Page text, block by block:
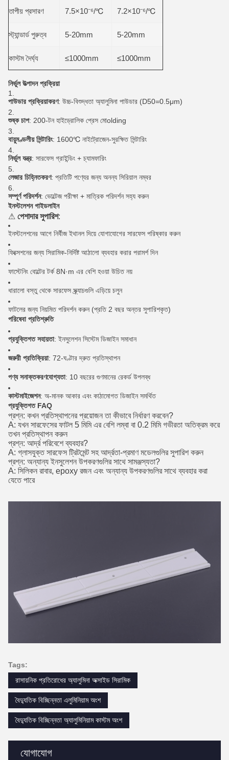
যোগাযোগ
তাপীয় প্রসারণ 7.5×10⁻⁶/℃ 7.2×10⁻⁶/℃
স্ট্যান্ডার্ড পুরুত্ব 5-20mm 5-20mm
কাস্টম দৈর্ঘ্য ≤1000mm ≤1000mm
নির্ভুল উত্পাদন প্রক্রিয়া
পাউডার প্রক্রিয়াকরণ: উচ্চ-বিশুদ্ধতা অ্যালুমিনা পাউডার (D50=0.5μm)
শুষ্ক চাপ: 200-টন হাইড্রোলিক প্রেস মোolding
বায়ুমণ্ডলীয় সিন্টারিং: 1600℃ নাইট্রোজেন-সুরক্ষিত সিন্টারিং
নির্ভুল যন্ত্র: সারফেস গ্রাইন্ডিং + চ্যামফারিং
লেজার চিহ্নিতকরণ: প্রতিটি পণ্যের জন্য অনন্য সিরিয়াল নম্বর
সম্পূর্ণ পরিদর্শন: ভোল্টেজ পরীক্ষা + মাত্রিক পরিদর্শন সহ্য করুন
ইনস্টলেশন গাইডলাইন
⚠ পেশাদার সুপারিশ:
ইনস্টলেশনের আগে নির্বীজ ইথানল দিয়ে যোগাযোগের সারফেস পরিষ্কার করুন
ফিক্সেশনের জন্য সিরামিক-নির্দিষ্ট আঠালো ব্যবহার করার পরামর্শ দিন
ফাস্টেনিং বোল্টের টর্ক 8N·m এর বেশি হওয়া উচিত নয়
ধারালো বস্তু থেকে সারফেস স্ক্র্যাচগুলি এড়িয়ে চলুন
ফাটলের জন্য নিয়মিত পরিদর্শন করুন (প্রতি 2 বছর অন্তর সুপারিশকৃত)
পরিষেবা প্রতিশ্রুতি
প্রযুক্তিগত সহায়তা: ইনসুলেশন সিস্টেম ডিজাইন সমাধান
জরুরী প্রতিক্রিয়া: 72-ঘণ্টার দ্রুত প্রতিস্থাপন
পণ্য সনাক্তকরণযোগ্যতা: 10 বছরের গুণমানের রেকর্ড উপলব্ধ
কাস্টমাইজেশন: অ-মানক আকার এবং কাঠামোগত ডিজাইন সমর্থিত
প্রযুক্তিগত FAQ
প্রশ্ন: কখন প্রতিস্থাপনের প্রয়োজন তা কীভাবে নির্ধারণ করবেন?
A: যখন সারফেসের ফাটল 5 মিমি এর বেশি লম্বা বা 0.2 মিমি গভীরতা অতিক্রম করে
তখন প্রতিস্থাপন করুন
প্রশ্ন: আর্দ্র পরিবেশে ব্যবহার?
A: গ্লাসযুক্ত সারফেস ট্রিটমেন্ট সহ আর্দ্রতা-প্রমাণ মডেলগুলির সুপারিশ করুন
প্রশ্ন: অন্যান্য ইনসুলেশন উপকরণগুলির সাথে সামঞ্জস্যতা?
A: সিলিকন রাবার, epoxy রজন এবং অন্যান্য উপকরণগুলির সাথে ব্যবহার করা
যেতে পারে
Tags:
রাসায়নিক প্রতিরোধের অ্যালুমিনা অক্সাইড সিরামিক
বৈদ্যুতিক বিচ্ছিন্নতা এলুমিনিয়াম অংশ
বৈদ্যুতিক বিচ্ছিন্নতা অ্যালুমিনিয়াম কাস্টম অংশ